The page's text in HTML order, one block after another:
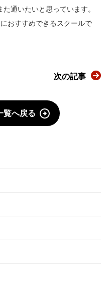
通いたいと思っています。
おすすめできるスクールで
次の記事
覧へ戻る